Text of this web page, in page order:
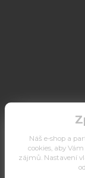
Náš e-shop a
cookies, aby
zájmů. Nastavení